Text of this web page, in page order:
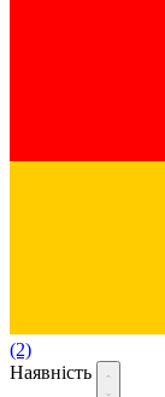
(2)
Наявність